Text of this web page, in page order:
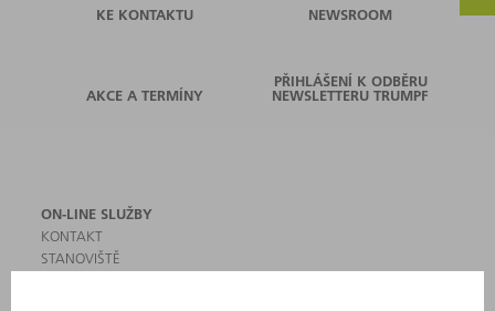
KE KONTAKTU NEWSROOM
AKCE A TERMÍNY
PŘIHLÁŠENÍ K ODBĚRU
NEWSLETTERU TRUMPF
ON-LINE SLUŽBY
KONTAKT
STANOVIŠTĚ